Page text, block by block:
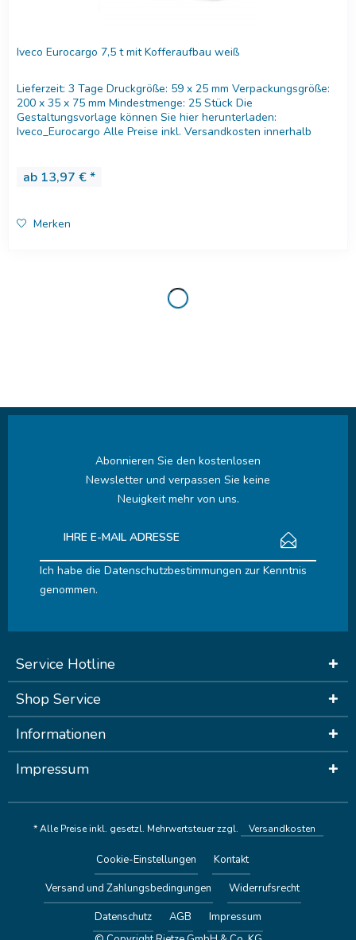
Iveco Eurocargo 7,5 t mit Kofferaufbau weiß
Lieferzeit: 3 Tage Druckgröße: 59 x 25 mm Verpackungsgröße:
200 x 35 x 75 mm Mindestmenge: 25 Stück Die
Gestaltungsvorlage können Sie hier herunterladen:
Iveco_Eurocargo Alle Preise inkl. Versandkosten innerhalb
ab 13,97 € *
Merken
Abonnieren Sie den kostenlosen
Newsletter und verpassen Sie keine
Neuigkeit mehr von uns.
Ich habe die Datenschutzbestimmungen zur Kenntnis
genommen.
Service Hotline
Shop Service
Informationen
Impressum
* Alle Preise inkl. gesetzl. Mehrwertsteuer zzgl. Versandkosten
Cookie-Einstellungen
Kontakt
Versand und Zahlungsbedingungen
Widerrufsrecht
Datenschutz
AGB
Impressum